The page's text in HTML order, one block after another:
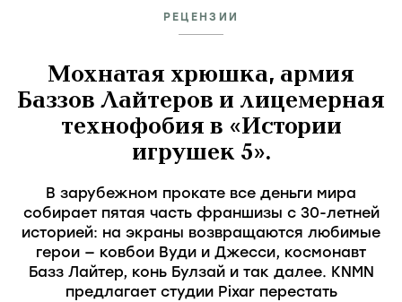
РЕЦЕНЗИИ
Мохнатая хрюшка, армия
Баззов Лайтеров и лицемерная
технофобия в «Истории
игрушек 5».
В зарубежном прокате все деньги мира
собирает пятая часть франшизы с 30-летней
историей: на экраны возвращаются любимые
герои — ковбои Вуди и Джесси, космонавт
Базз Лайтер, конь Булзай и так далее. KNMN
предлагает студии Pixar перестать